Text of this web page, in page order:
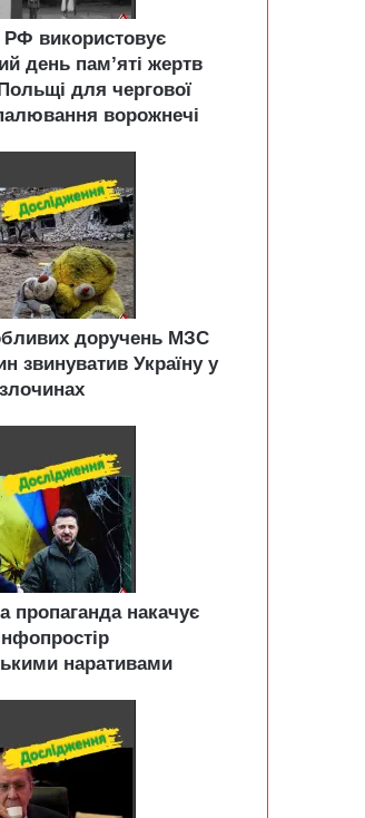
РФ використовує
день пам’яті жертв
для чергової
ворожнечі
доручень МЗС
звинуватив Україну у
пропаганда накачує
наративами